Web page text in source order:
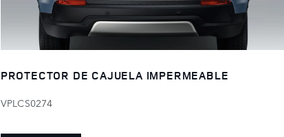
PROTECTOR DE CAJUELA IMPERMEABLE
VPLCS0274